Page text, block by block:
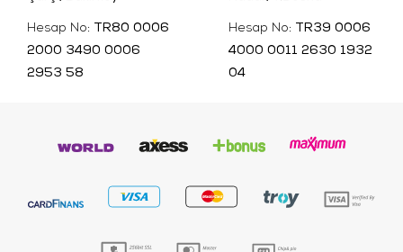
Hesap No: TR80 0006
2000 3490 0006
2953 58
Hesap No: TR39 0006
4000 0011 2630 1932
04